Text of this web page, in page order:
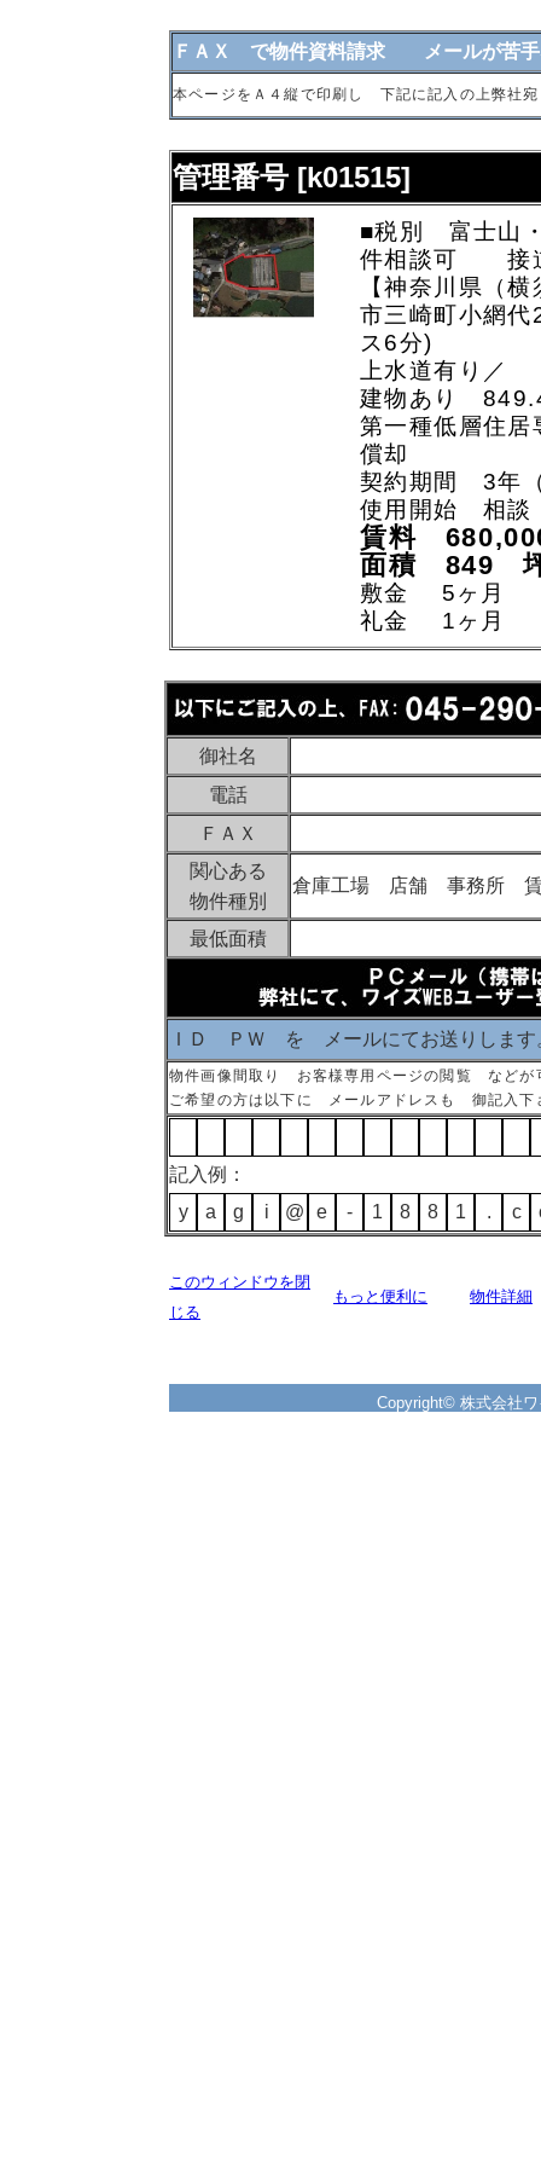
ＦＡＸ で物件資料請求 メールが苦手
本ページをＡ４縦で印刷し 下記に記入の上弊
管理番号 [k01515]
■税別 富士山
件相談可 接
【神奈川県（
市三崎町小網
ス6分)
上水道有り／
建物あり
第一種低層住居
償却
契約期間 3年
使用開始 相談
賃料
面積 849
敷金 5ヶ月
礼金 1ヶ月
御社名
電話
ＦＡＸ
関心ある
物件種別
倉庫工場 店舗 事務所
最低面積
ＩＤ ＰＷ を メールにてお送りします
物件画像間取り お客様専用ページの閲覧 などが
ご希望の方は以下に メールアドレスも 御記入下
記入例：
y
a g i @ e - 1 8 8 1 . c
このウィンドウを閉
じる
もっと便利に 物件詳細
Copyright© 株式会社